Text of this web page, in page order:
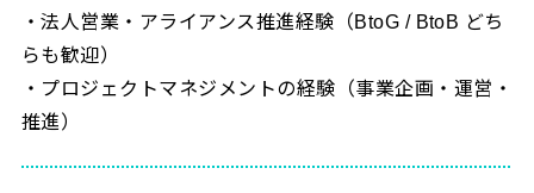
・法人営業・アライアンス推進経験（BtoG / BtoB どち
らも歓迎）
・プロジェクトマネジメントの経験（事業企画・運営・
推進）